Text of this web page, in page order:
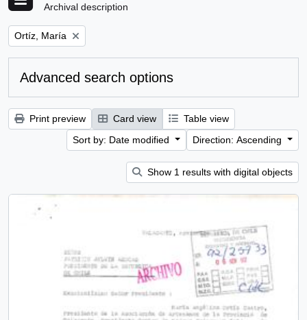
Archival description
Remove filter:
Ortíz, María
Advanced search options
Print preview Card view
Table view
Sort by: Date modified
Direction: Ascending
Show 1 results with digital objects